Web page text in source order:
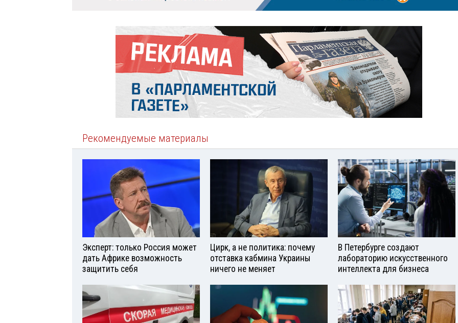
Рекомендуемые материалы
Эксперт: только Россия может
дать Африке возможность
защитить себя
Цирк, а не политика: почему
отставка кабмина Украины
ничего не меняет
В Петербурге создают
лабораторию искусственного
интеллекта для бизнеса